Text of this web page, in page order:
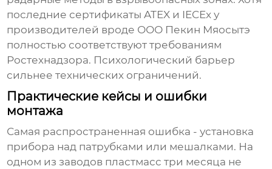
последние сертификаты ATEX и IECEx у
производителей вроде ООО Пекин Мяосытэ
полностью соответствуют требованиям
Ростехнадзора. Психологический барьер
сильнее технических ограничений.
Практические кейсы и ошибки
монтажа
Самая распространенная ошибка - установка
прибора над патрубками или мешалками. На
одном из заводов пластмасс три месяца не